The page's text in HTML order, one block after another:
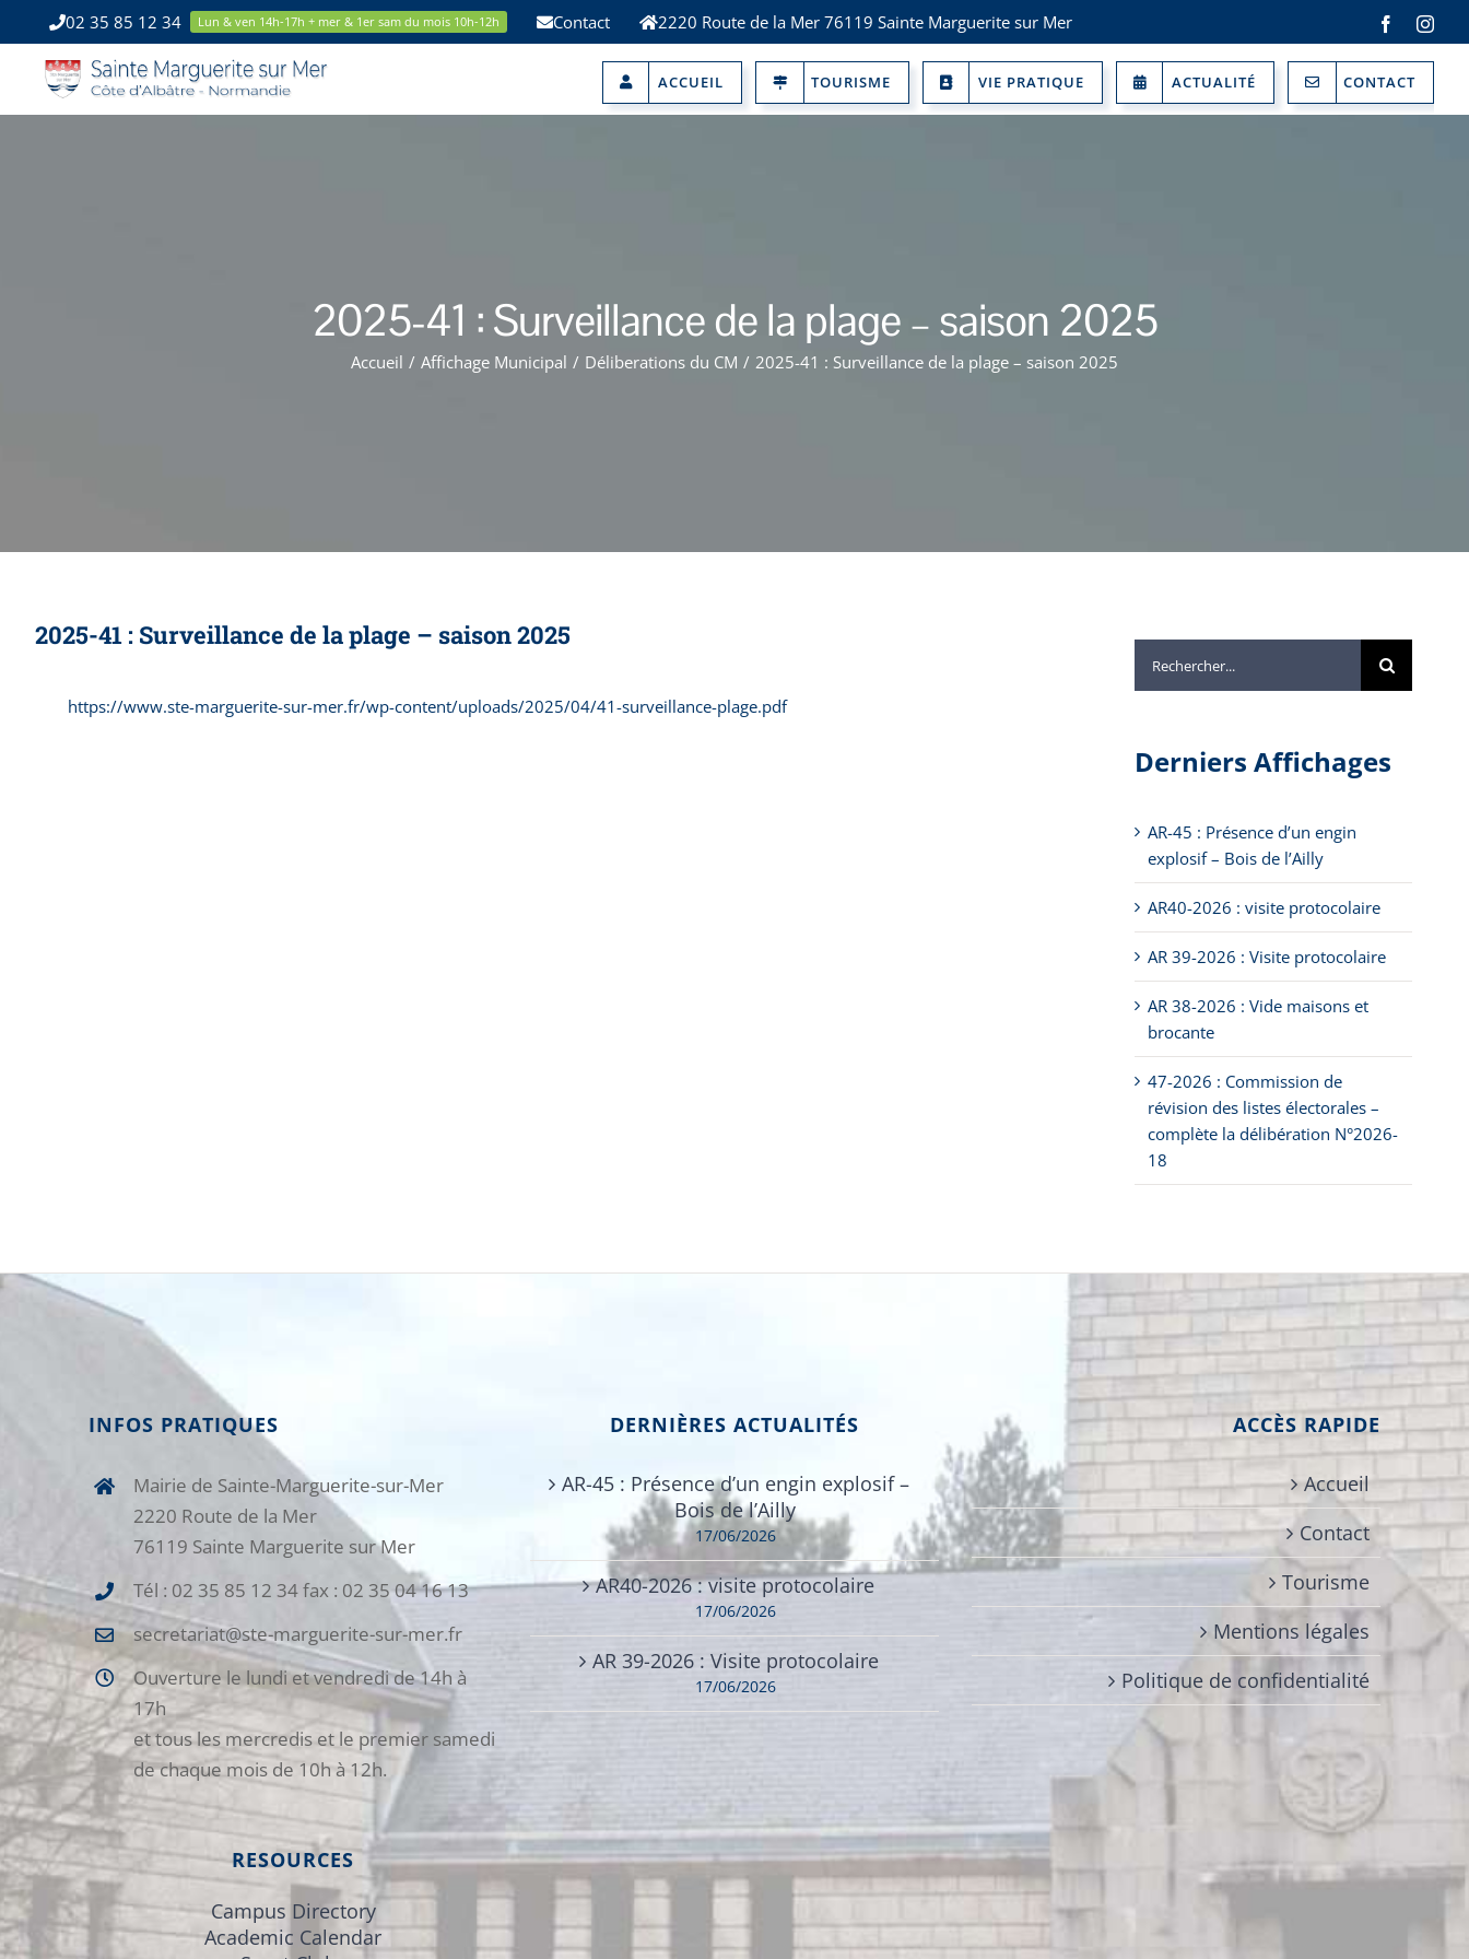
au
contenu
02 35 85 12 34 Lun & ven 14h-17h + mer & 1er sam du mois 10h-12h Contact 2220 Route de la Mer 76119 Sainte Marguerite sur Mer Facebook
ACCUEIL TOURISME VIE PRATIQUE ACTUALITÉ CONTACT
2025-41 : Surveillance de la plage – saison 2025
Accueil / Affichage Municipal / Déliberations du CM / 2025-41 : Surveillance de la plage – saison 2025
2025-41 : Surveillance de la plage – saison 2025
https://www.ste-marguerite-sur-mer.fr/wp-content/uploads/2025/04/41-surveillance-plage.pdf
Derniers Affichages
AR-45 : Présence d’un engin
explosif – Bois de l’Ailly
AR40-2026 : visite protocolaire
AR 39-2026 : Visite protocolaire
AR 38-2026 : Vide maisons et
brocante
47-2026 : Commission de
révision des listes électorales –
complète la délibération N°2026-
18
INFOS PRATIQUES
Mairie de Sainte-Marguerite-sur-Mer
2220 Route de la Mer
76119 Sainte Marguerite sur Mer
Tél : 02 35 85 12 34 fax : 02 35 04 16 13
secretariat@ste-marguerite-sur-mer.fr
Ouverture le lundi et vendredi de 14h à
17h
et tous les mercredis et le premier samedi
de chaque mois de 10h à 12h.
RESOURCES
Campus Directory
Academic Calendar
DERNIÈRES ACTUALITÉS
AR-45 : Présence d’un engin explosif –
Bois de l’Ailly
17/06/2026
AR40-2026 : visite protocolaire
17/06/2026
AR 39-2026 : Visite protocolaire
17/06/2026
ACCÈS RAPIDE
Accueil
Contact
Tourisme
Mentions légales
Politique de confidentialité